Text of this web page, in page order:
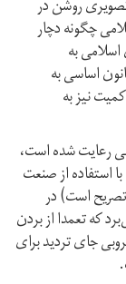
روشن در
چگونه دچار
به
اساسی به
نیز به
رعایت شده است،
استفاده از صنعت
تصریح است) در
که تعمدا از بردن
جای تردید برای